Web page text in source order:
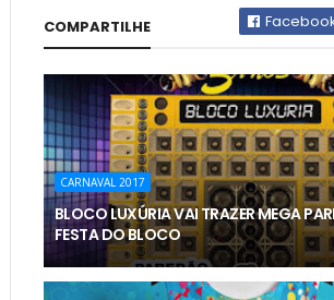
COMPARTILHE
CARNAVAL 2017
BLOCO LUXÚRIA VAI TRAZER MEGA
FESTA DO BLOCO